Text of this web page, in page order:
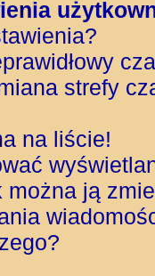
strefy
na liście!
można ją